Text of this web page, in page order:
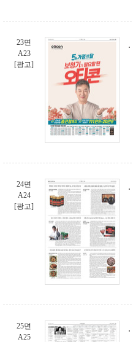
23면
A23
[광고]
24면
A24
[광고]
25면
A25